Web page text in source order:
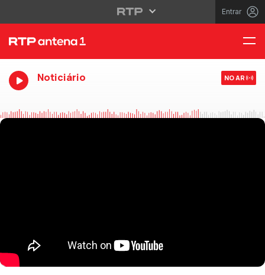
Entrar
Noticiário NO AR